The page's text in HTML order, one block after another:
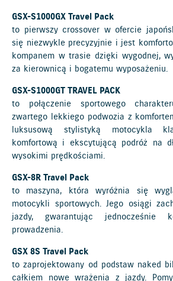
GSX-S1000GX Travel Pack
to pierwszy crossover w ofercie
się niezwykle precyzyjnie i jest
kompanem w trasie dzięki wygodnej,
za kierownicą i bogatemu wyposażeniu.
GSX-S1000GT TRAVEL PACK
to połączenie sportowego
zwartego lekkiego podwozia z
luksusową stylistyką motocykla
komfortową i ekscytującą podróż na
wysokimi prędkościami.
GSX-8R Travel Pack
to maszyna, która wyróżnia się
motocykli sportowych. Jego osiągi
jazdy, gwarantując jednocześnie
prowadzenia.
GSX 8S Travel Pack
to zaprojektowany od podstaw naked
całkiem nowe wrażenia z jazdy.